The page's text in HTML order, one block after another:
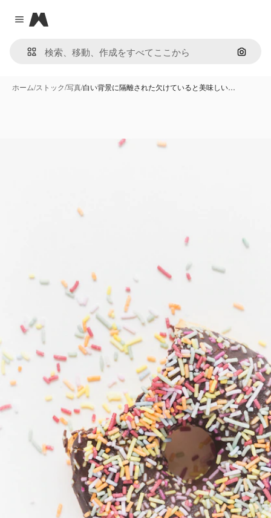
Close menu
Magnific
画像で
ホーム/ストック/写真/白い背景に隔離された欠けていると美味しい…